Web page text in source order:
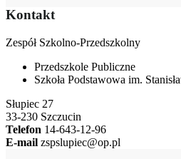
Kontakt
Zespół Szkolno-Przedszkolny
Przedszkole Publiczne
Szkoła Podstawowa im.
Słupiec 27
33-230 Szczucin
Telefon 14-643-12-96
E-mail zspslupiec@op.pl